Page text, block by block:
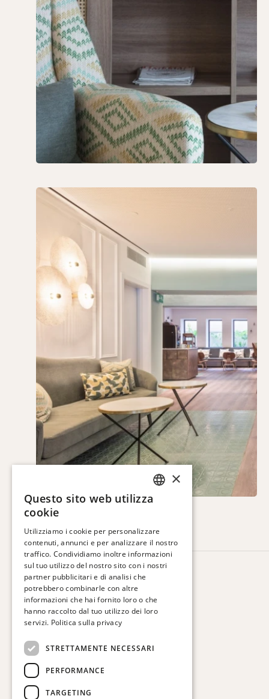
HOTEL VIA AUGUSTA
Via Augusta, 63.
08006 Barcelona. Spagna
T: +34 932 179 250
CATALAN
FRENCH
ITALIAN
×
Questo sito web utilizza
cookie
Utilizziamo i cookie per personalizzare
contenuti, annunci e per analizzare il nostro
traffico. Condividiamo inoltre informazioni
sul tuo utilizzo del nostro sito con i nostri
partner pubblicitari e di analisi che
potrebbero combinarle con altre
informazioni che hai fornito loro o che
hanno raccolto dal tuo utilizzo dei loro
servizi. Politica sulla privacy
STRETTAMENTE NECESSARI
PERFORMANCE
TARGETING